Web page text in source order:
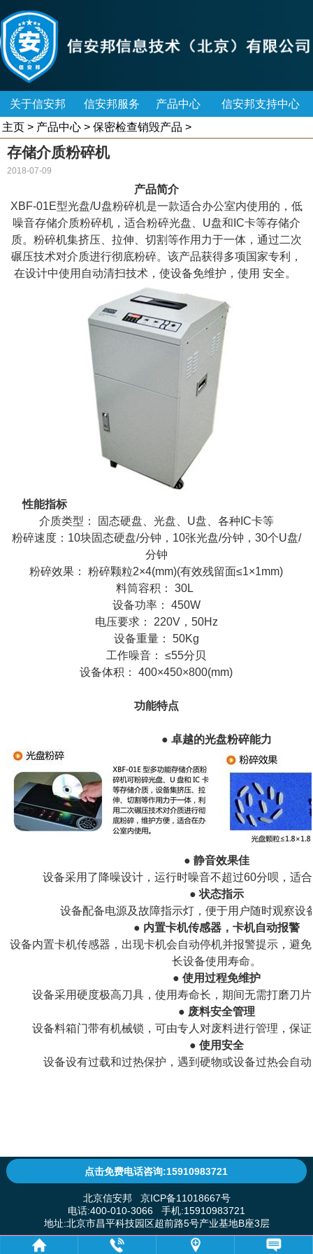
关于信安邦 信安邦服务 产品中心
信安邦支持中心
主页 > 产品中心 > 保密检查销毁产品 >
存储介质粉碎机
2018-07-09
产品简介
XBF-01E型光盘/U盘粉碎机是一款适合办公室内使用的，低
噪音存储介质粉碎机，适合粉碎光盘、U盘和IC卡等存储介
质。粉碎机集挤压、拉伸、切割等作用力于一体，通过二次
碾压技术对介质进行彻底粉碎。该产品获得多项国家专利，
在设计中使用自动清扫技术，使设备免维护，使用 安全。
性能指标
介质类型： 固态硬盘、光盘、U盘、各种IC卡等
粉碎速度：10块固态硬盘/分钟，10张光盘/分钟，30个U盘/
分钟
粉碎效果： 粉碎颗粒2×4(mm)(有效残留面≤1×1mm)
料筒容积： 30L
设备功率： 450W
电压要求： 220V，50Hz
设备重量： 50Kg
工作噪音： ≤55分贝
设备体积： 400×450×800(mm)
功能特点
●卓越的光盘粉碎能力
●静音效果佳
设备采用了降噪设计，运行时噪音不超过60分呗，适
●状态指示
设备配备电源及故障指示灯，便于用户随时观察设
● 内置卡机传感器，卡机自动报警
设备内置卡机传感器，出现卡机会自动停机并报警提示，避
长设备使用寿命。
●使用过程免维护
设备采用硬度极高刀具，使用寿命长，期间无需打磨刀
● 废料安全管理
设备料箱门带有机械锁，可由专人对废料进行管理，保
●使用安全
设备设有过载和过热保护，遇到硬物或设备过热会自
点击免费电话咨询:15910983721
北京信安邦 京ICP备11018667号
电话:400-010-3066 手机:15910983721
地址:北京市昌平科技园区超前路5号产业基地B座3层